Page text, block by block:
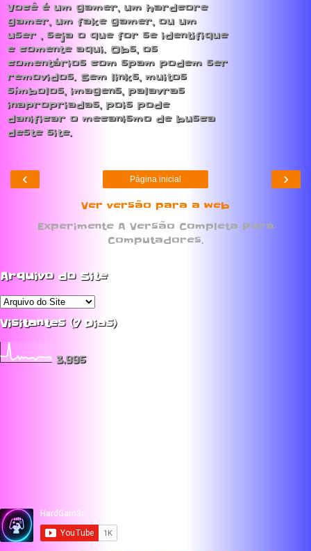
Você é um gamer, um hardcore
gamer, um fake gamer, ou um
user , seja o que for se identifique
e comente aqui. Obs, os
comentários com spam podem ser
removidos. Sem links, muitos
símbolos, imagens, palavras
inapropriadas, pois pode
danificar o mecanismo de busca
deste site.
‹ ›
Página inicial
Ver versão para a web
Experimente A Versão Completa Para
Computadores.
Arquivo do Site
Visitantes (7 Dias)
3,995